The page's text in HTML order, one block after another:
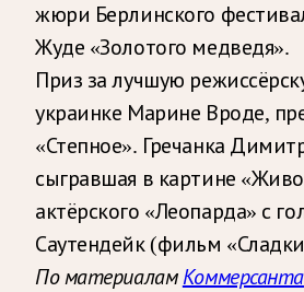
жюри Берлинского
Жуде «Золотого медведя».
Приз за лучшую
украинке Марине Вроде,
«Степное». Гречанка
сыгравшая в картине
актёрского «Леопарда» с
Саутендейк (фильм
По материаламКоммерсанта